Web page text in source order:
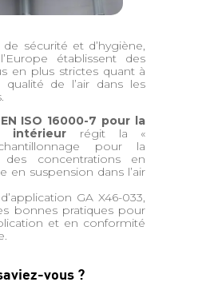
sécurité et d’hygiène,
établissent des
en plus strictes quant à
qualité de l’air dans les
ISO 16000-7 pour la
intérieur régit la «
pour la
des concentrations en
en suspension dans l’air
GA X46-033,
bonnes pratiques pour
et en conformité
vous ?